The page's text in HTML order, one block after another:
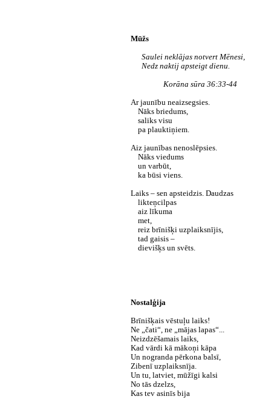
Mūžs
Saulei neklājas notvert Mēnesi,
Nedz naktij apsteigt dienu.
Korāna sūra 36:33-44
Ar jaunību neaizsegsies.
Nāks briedums,
saliks visu
pa plauktiņiem.
Aiz jaunības nenoslēpsies.
Nāks viedums
un varbūt,
ka būsi viens.
Laiks – sen apsteidzis. Daudzas
likteņcilpas
aiz līkuma
met,
reiz brīnišķi uzplaiksnījis,
tad gaisis –
dievišķs un svēts.
Nostalģija
Brīnišķais vēstuļu laiks!
Ne „čati“, ne „mājas lapas“...
Neizdzēšamais laiks,
Kad vārdi kā mākoņi kāpa
Un nogranda pērkona balsī,
Zibenī uzplaiksnīja.
Un tu, latviet, mūžīgi kalsi
No tās dzelzs,
Kas tev asinīs bija